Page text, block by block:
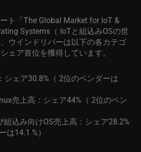
ト「The Global Market for IoT &
Systems （ IoTと組込みOSの世
ウインドリバーは以下の各カテゴ
ェア首位を獲得しています。
シェア30.8% （ 2位のベンダーは
売上高：シェア44% （ 2位のベン
組込み向けOS売上高：シェア28.2%
は14.1 %）